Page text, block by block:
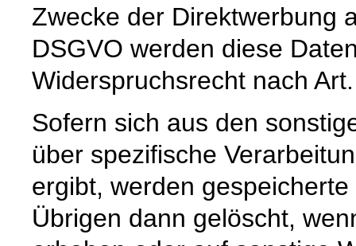
Zwecke der Direktwerbung
DSGVO werden diese
Widerspruchsrecht nach
Sofern sich aus den
über spezifische
ergibt, werden
Übrigen dann gelöscht,